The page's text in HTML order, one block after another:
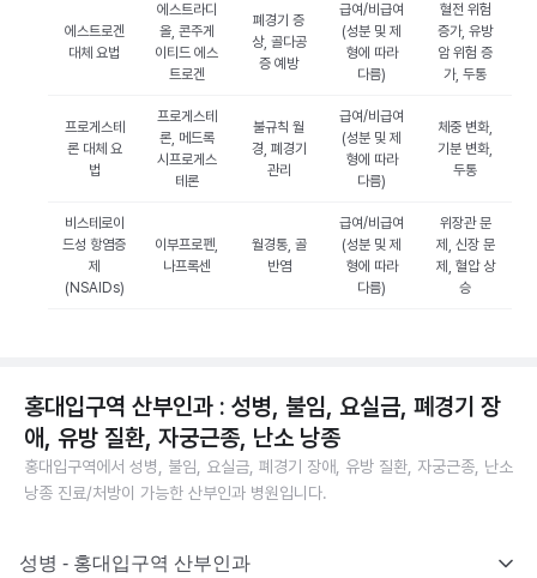
에스트로겐
대체 요법
에스트라디
올, 콘주게
이티드 에스
트로겐
폐경기 증
상, 골다공
증 예방
급여/비급여
(성분 및 제
형에 따라
다름)
혈전 위험
증가, 유방
암 위험 증
가, 두통
프로게스테
론 대체 요
법
프로게스테
론, 메드록
시프로게스
테론
불규칙 월
경, 폐경기
관리
급여/비급여
(성분 및 제
형에 따라
다름)
체중 변화,
기분 변화,
두통
비스테로이
드성 항염증
제
(NSAIDs)
이부프로펜,
나프록센
월경통, 골
반염
급여/비급여
(성분 및 제
형에 따라
다름)
위장관 문
제, 신장 문
제, 혈압 상
승
홍대입구역 산부인과 : 성병, 불임, 요실금, 폐경기 장
애, 유방 질환, 자궁근종, 난소 낭종
홍대입구역에서 성병, 불임, 요실금, 폐경기 장애, 유방 질환, 자궁근종, 난소
낭종 진료/처방이 가능한 산부인과 병원입니다.
성병 - 홍대입구역 산부인과